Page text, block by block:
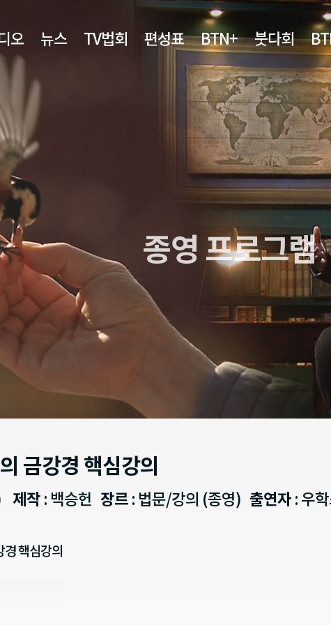
오 뉴스 TV법회 편성표 BTN+ 붓다회
종영 프로그램
금강경 핵심강의
제작: 백승헌 장르: 법문/강의 (종영) 출연자: 우
경 핵심강의